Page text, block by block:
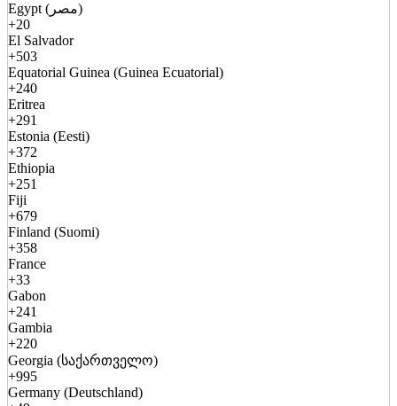
Egypt (مصر)
+20
El Salvador
+503
Equatorial Guinea (Guinea Ecuatorial)
+240
Eritrea
+291
Estonia (Eesti)
+372
Ethiopia
+251
Fiji
+679
Finland (Suomi)
+358
France
+33
Gabon
+241
Gambia
+220
Georgia (საქართველო)
+995
Germany (Deutschland)